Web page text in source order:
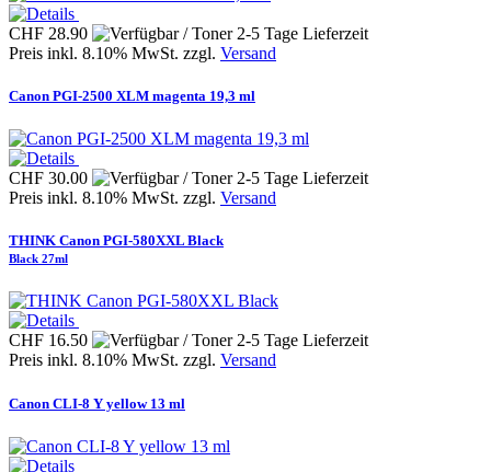
CHF 28.90
Preis inkl. 8.10% MwSt. zzgl. Versand
Canon PGI-2500 XLM magenta 19,3 ml
CHF 30.00
Preis inkl. 8.10% MwSt. zzgl. Versand
THINK Canon PGI-580XXL Black
Black 27ml
CHF 16.50
Preis inkl. 8.10% MwSt. zzgl. Versand
Canon CLI-8 Y yellow 13 ml